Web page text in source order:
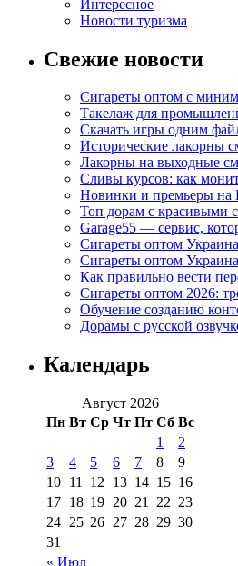
Интересное
Новости туризма
Свежие новости
Сигареты оптом с
Такелаж для
Скачать игры одним
Исторические лакорны
Лакорны на выходные
Сливы курсов: как
Новинки и премьеры на
Топ дорам с красивыми
Garage55 — сервис,
Сигареты оптом
Сигареты оптом
Как правильно вести
Сигареты оптом 2026:
Обучение созданию
Дорамы с русской
Календарь
Август 2026
Пн Вт Ср Чт Пт Сб Вс
« Июл
1
2
3
4 5 6 7 8
9
10 11 12 13 14 15 16
17 18 19 20 21 22 23
24 25 26 27 28 29 30
31